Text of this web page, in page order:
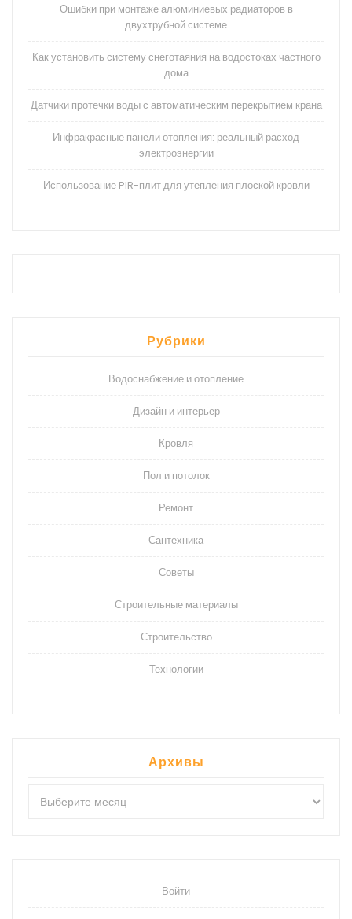
Ошибки при монтаже алюминиевых радиаторов в
двухтрубной системе
Как установить систему снеготаяния на водостоках частного
дома
Датчики протечки воды с автоматическим перекрытием крана
Инфракрасные панели отопления: реальный расход
электроэнергии
Использование PIR-плит для утепления плоской кровли
Рубрики
Водоснабжение и отопление
Дизайн и интерьер
Кровля
Пол и потолок
Ремонт
Сантехника
Советы
Строительные материалы
Строительство
Технологии
Архивы
Войти